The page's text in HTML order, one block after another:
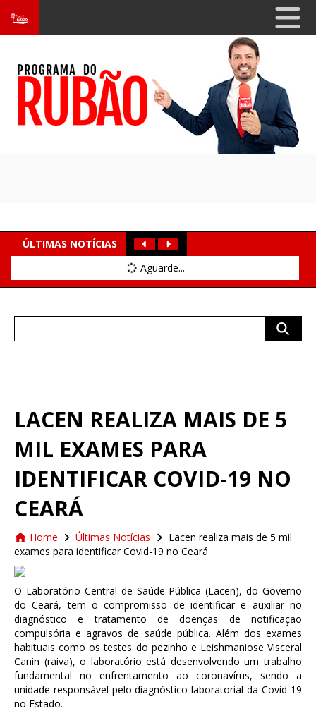
ÚLTIMAS NOTÍCIAS
Aguarde...
LACEN REALIZA MAIS DE 5
MIL EXAMES PARA
IDENTIFICAR COVID-19 NO
CEARÁ
Home Últimas Notícias
Lacen realiza mais de 5 mil
exames para identificar Covid-19 no Ceará
O Laboratório Central de Saúde Pública (Lacen), do Governo
do Ceará, tem o compromisso de identificar e auxiliar no
diagnóstico e tratamento de doenças de notificação
compulsória e agravos de saúde pública. Além dos exames
habituais como os testes do pezinho e Leishmaniose Visceral
Canin (raiva), o laboratório está desenvolvendo um trabalho
fundamental no enfrentamento ao coronavírus, sendo a
unidade responsável pelo diagnóstico laboratorial da Covid-19
no Estado.